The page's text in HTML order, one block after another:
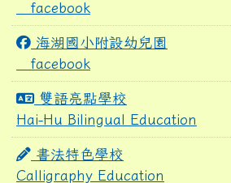
facebook
海湖國小附設幼兒園
facebook
雙語亮點學校
Hai-Hu Bilingual Education
書法特色學校
Calligraphy Education